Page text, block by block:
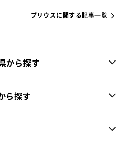
プリウスに関する記事一覧
から探す
ら探す